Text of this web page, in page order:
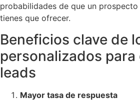
probabilidades de que un
tienes que ofrecer.
Beneficios clave de
personalizados para
leads
Mayor tasa de respuesta